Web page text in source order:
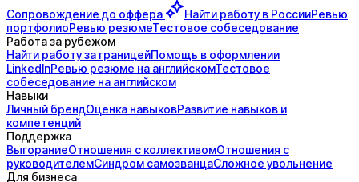
Сопровождение до оффера Найти работу в РоссииРевью
портфолиоРевью резюмеТестовое собеседование
Работа за рубежом
Найти работу за границейПомощь в оформлении
LinkedInРевью резюме на английскомТестовое
собеседование на английском
Навыки
Личный брендОценка навыковРазвитие навыков и
компетенций
Поддержка
ВыгораниеОтношения с коллективомОтношения с
руководителемСиндром самозванцаСложное увольнение
Для бизнеса